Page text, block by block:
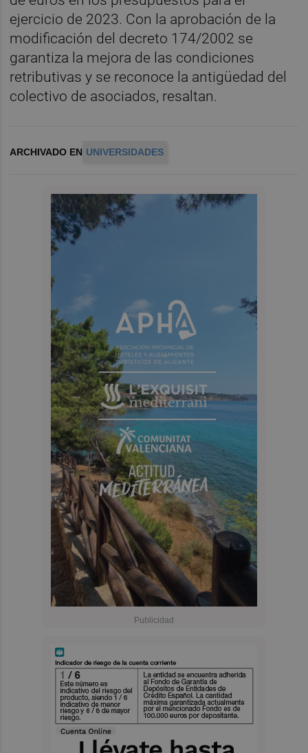
ejercicio de 2023. Con la aprobación de la
modificación del decreto 174/2002 se
garantiza la mejora de las condiciones
retributivas y se reconoce la antigüedad del
colectivo de asociados, resaltan.
ARCHIVADO EN UNIVERSIDADES